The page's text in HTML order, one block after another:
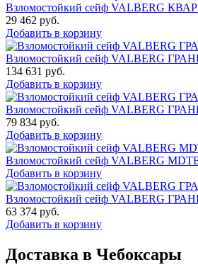
Взломостойкий сейф VALBERG
29 462 руб.
Добавить в корзину
Взломостойкий сейф VALBERG
134 631 руб.
Добавить в корзину
Взломостойкий сейф VALBERG
79 834 руб.
Добавить в корзину
Взломостойкий сейф VALBERG
Добавить в корзину
Взломостойкий сейф VALBERG
63 374 руб.
Добавить в корзину
Доставка в Чебоксары